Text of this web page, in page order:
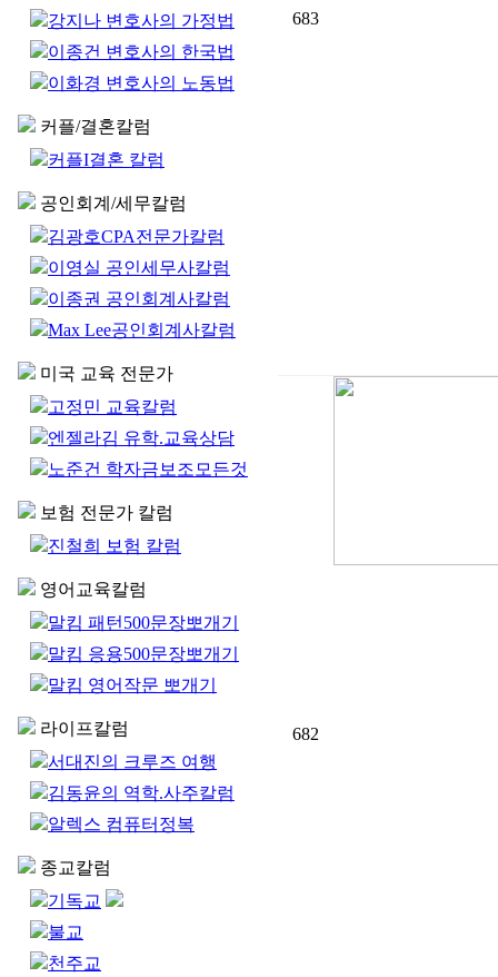
강지나 변호사의 가정법
이종건 변호사의 한국법
이화경 변호사의 노동법
커플/결혼칼럼
커플I결혼 칼럼
공인회계/세무칼럼
김광호CPA전문가칼럼
이영실 공인세무사칼럼
이종권 공인회계사칼럼
Max Lee공인회계사칼럼
미국 교육 전문가
고정민 교육칼럼
엔젤라김 유학.교육상담
노준건 학자금보조모든것
보험 전문가 칼럼
진철희 보험 칼럼
영어교육칼럼
말킴 패턴500문장뽀개기
말킴 응용500문장뽀개기
말킴 영어작문 뽀개기
라이프칼럼
서대진의 크루즈 여행
김동윤의 역학.사주칼럼
알렉스 컴퓨터정복
종교칼럼
기독교
불교
천주교
683
682